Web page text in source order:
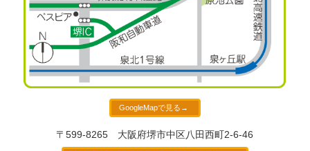
GoogleMapで見る→
〒599-8265 大阪府堺市中区八田西町2-6-46